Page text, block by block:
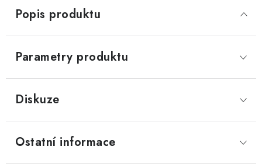
Popis produktu
Parametry produktu
Diskuze
Ostatní informace